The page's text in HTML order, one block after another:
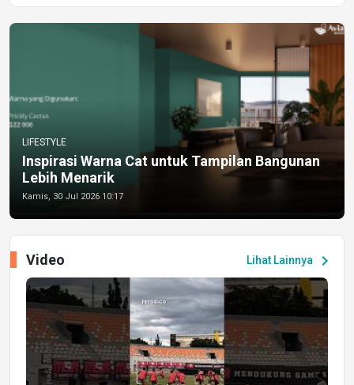
LIFESTYLE
Inspirasi Warna Cat untuk Tampilan Bangunan
Lebih Menarik
Kamis, 30 Jul 2026 10:17
Lihat Lainnya chevron_right
Video